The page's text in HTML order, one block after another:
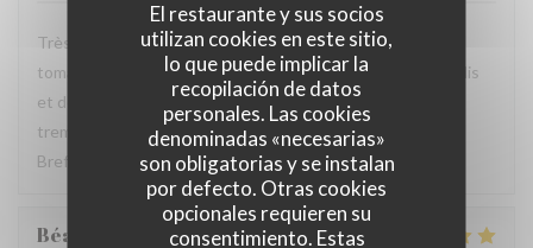
El restaurante y sus socios
utilizan cookies en este sitio,
lo que puede implicar la
recopilación de datos
personales. Las cookies
denominadas «necesarias»
son obligatorias y se instalan
por defecto. Otras cookies
opcionales requieren su
consentimiento. Estas
Très déçu je ne reviendrai pas Accueil moyen Salade avec
tomates molles coupées grossièrement 3 rondelles de radis
et deux tranches d’avocat. Pastèques molles qui devant
tremper depuis un moment dans la salade prête à l’avance
Bref je mange mieux chez moi
Béatrice